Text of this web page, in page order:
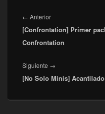
de
entradas
← AnteriorEntrada
anterior:
[Confrontation] Primer
Confrontation
Siguiente →
siguiente:
[No Solo Minis]